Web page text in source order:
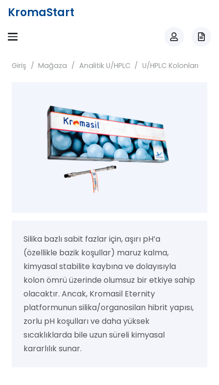
KromaStart
Giriş / Mağaza / Analitik U/HPLC / U/HPLC Kolonları
Silika bazlı sabit fazlar için, aşırı pH’a
(özellikle bazik koşullar) maruz kalma,
kimyasal stabilite kaybına ve dolayısıyla
kolon ömrü üzerinde olumsuz bir etkiye sahip
olacaktır. Ancak, Kromasil Eternity
platformunun silika/organosilan hibrit yapısı,
zorlu pH koşulları ve daha yüksek
sıcaklıklarda bile uzun süreli kimyasal
kararlılık sunar.